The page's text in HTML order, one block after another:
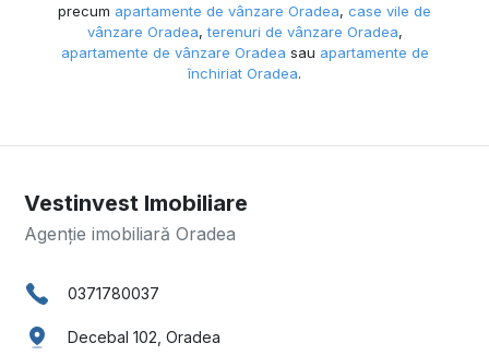
precum apartamente de vânzare Oradea, case vile de
vânzare Oradea,terenuri de vânzare Oradea,
apartamente de vânzare Oradea sau apartamente de
închiriat Oradea.
Vestinvest Imobiliare
Agenție imobiliară Oradea
0371780037
Decebal 102, Oradea